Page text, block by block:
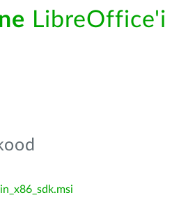
LibreOffice'i